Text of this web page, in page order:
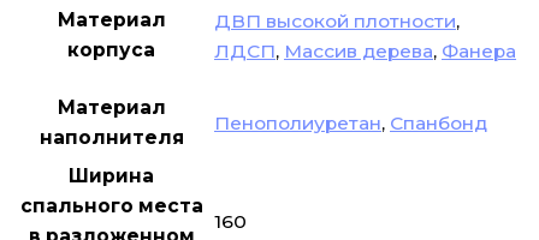
Материал
корпуса
ДВП высокой плотности,
ЛДСП, Массив дерева, Фанера
Материал
наполнителя
Пенополиуретан, Спанбонд
Ширина
спального места
160